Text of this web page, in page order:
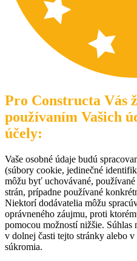
Pro Constructa Vás
používaním Vašich
účely:
Vaše osobné údaje budú
(súbory cookie, jedinečné
môžu byť uchovávané,
strán, prípadne používané
Niektorí dodávatelia môžu
oprávneného záujmu, proti
pomocou možností nižšie.
v dolnej časti tejto stránky alebo
súkromia.